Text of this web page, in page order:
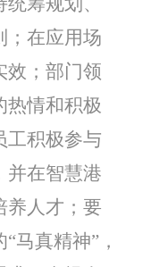
；在应用场
效；部门领
热情和积极
工积极参与
并在智慧港
养人才；要
马真精神”，